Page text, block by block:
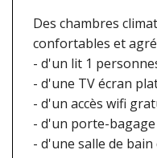
Des chambres
confortables et
- d'un lit 1
- d'une TV écran
- d'un accès wifi
- d'un porte-bagage
- d'une salle de bain